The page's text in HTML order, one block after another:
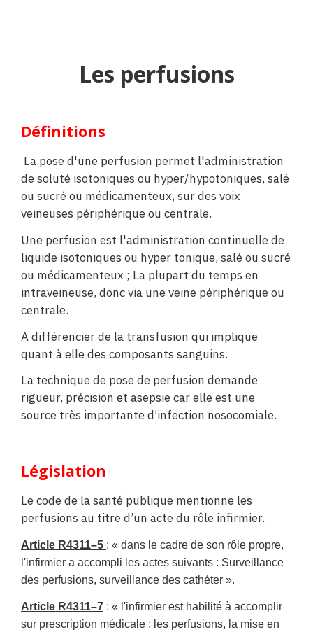
Les perfusions
Définitions
La pose d'une perfusion permet l'administration
de soluté isotoniques ou hyper/hypotoniques, salé
ou sucré ou médicamenteux, sur des voix
veineuses périphérique ou centrale.
Une perfusion est l'administration continuelle de
liquide isotoniques ou hyper tonique, salé ou sucré
ou médicamenteux ; La plupart du temps en
intraveineuse, donc via une veine périphérique ou
centrale.
A différencier de la transfusion qui implique
quant à elle des composants sanguins.
La technique de pose de perfusion demande
rigueur, précision et asepsie car elle est une
source très importante d’infection nosocomiale.
Législation
Le code de la santé publique mentionne les
perfusions au titre d’un acte du rôle infirmier.
Article R4311–5 : « dans le cadre de son rôle propre,
l'infirmier a accompli les actes suivants : Surveillance
des perfusions, surveillance des cathéter ».
Article R4311–7 : « l'infirmier est habilité à accomplir
sur prescription médicale : les perfusions, la mise en